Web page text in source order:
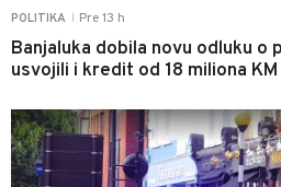
POLITIKA Pre 13 h
Banjaluka dobila novu odluku o
usvojili i kredit od 18 miliona